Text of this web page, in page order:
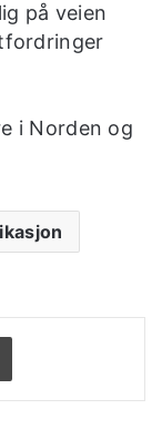
på veien
i Norden og
Print